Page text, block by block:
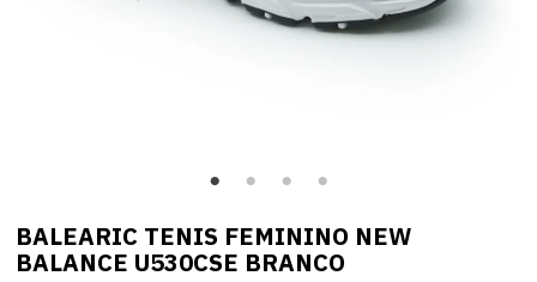
BALEARIC TENIS FEMININO NEW
BALANCE U530CSE BRANCO